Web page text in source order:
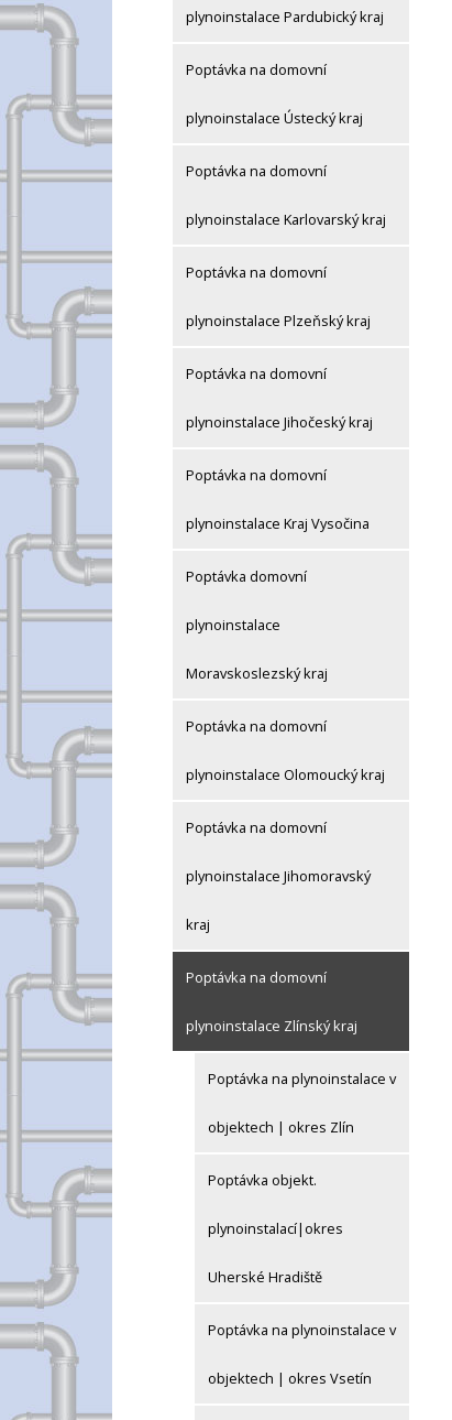
plynoinstalace Pardubický kraj
Poptávka na domovní
plynoinstalace Ústecký kraj
Poptávka na domovní
plynoinstalace Karlovarský kraj
Poptávka na domovní
plynoinstalace Plzeňský kraj
Poptávka na domovní
plynoinstalace Jihočeský kraj
Poptávka na domovní
plynoinstalace Kraj Vysočina
Poptávka domovní
plynoinstalace
Moravskoslezský kraj
Poptávka na domovní
plynoinstalace Olomoucký kraj
Poptávka na domovní
plynoinstalace Jihomoravský
kraj
Poptávka na domovní
plynoinstalace Zlínský kraj
Poptávka na plynoinstalace v
objektech | okres Zlín
Poptávka objekt.
plynoinstalací|okres
Uherské Hradiště
Poptávka na plynoinstalace v
objektech | okres Vsetín